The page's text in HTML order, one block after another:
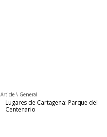
Article \ General
Lugares de Cartagena: Parque del
Centenario